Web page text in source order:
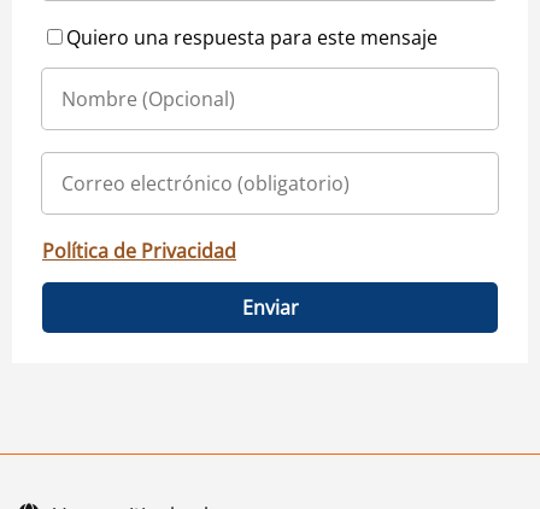
Quiero una respuesta para este mensaje
Política de Privacidad
Enviar